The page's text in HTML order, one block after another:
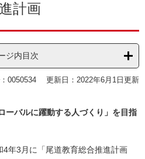
計画
ジ内目次
0050534 更新日：2022年6月1日更新
ーバルに躍動する人づくり」を目指
年3月に「尾道教育総合推進計画